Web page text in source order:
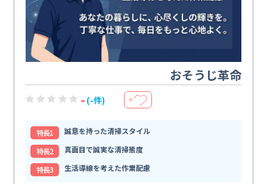
おそうじ革命
- (-件) ＋
特⻑1
誠意を持った清掃スタイル
特⻑2
真面目で誠実な清掃態度
特⻑3
生活導線を考えた作業配慮